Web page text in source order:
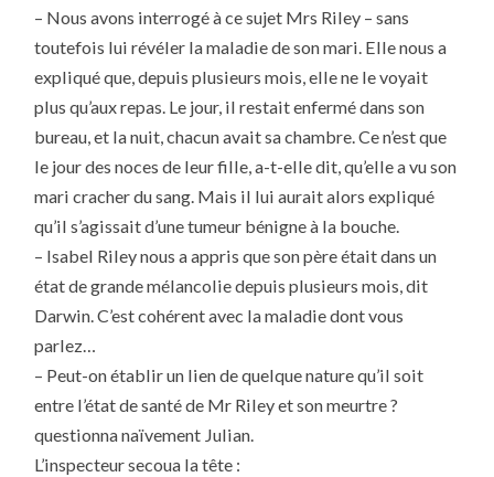
– Nous avons interrogé à ce sujet Mrs Riley – sans
toutefois lui révéler la maladie de son mari. Elle nous a
expliqué que, depuis plusieurs mois, elle ne le voyait
plus qu’aux repas. Le jour, il restait enfermé dans son
bureau, et la nuit, chacun avait sa chambre. Ce n’est que
le jour des noces de leur fille, a-t-elle dit, qu’elle a vu son
mari cracher du sang. Mais il lui aurait alors expliqué
qu’il s’agissait d’une tumeur bénigne à la bouche.
– Isabel Riley nous a appris que son père était dans un
état de grande mélancolie depuis plusieurs mois, dit
Darwin. C’est cohérent avec la maladie dont vous
parlez…
– Peut-on établir un lien de quelque nature qu’il soit
entre l’état de santé de Mr Riley et son meurtre ?
questionna naïvement Julian.
L’inspecteur secoua la tête :